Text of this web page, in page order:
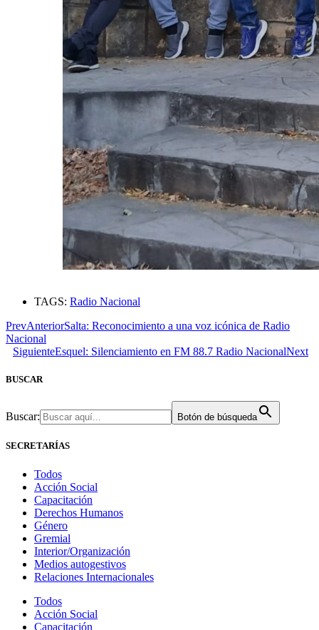
TAGS: Radio Nacional
PrevAnteriorSalta: Reconocimiento a una voz icónica de Radio
Nacional
SiguienteEsquel: Silenciamiento en FM 88.7 Radio NacionalNext
BUSCAR
Buscar: Botón de búsqueda
SECRETARÍAS
Todos
Acción Social
Capacitación
Derechos Humanos
Género
Gremial
Interior/Organización
Medios autogestivos
Relaciones Internacionales
Todos
Acción Social
Capacitación